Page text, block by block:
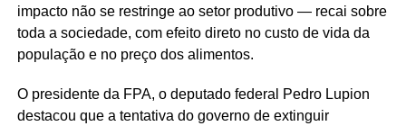
impacto não se restringe ao setor produtivo — recai sobre
toda a sociedade, com efeito direto no custo de vida da
população e no preço dos alimentos.
O presidente da FPA, o deputado federal Pedro Lupion
destacou que a tentativa do governo de extinguir